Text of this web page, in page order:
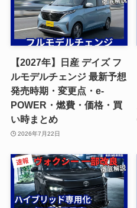
【2027年】日産 デイズ フ
ルモデルチェンジ 最新予想
発売時期・変更点・e-
POWER・燃費・価格・買
い時まとめ
2026年7月22日